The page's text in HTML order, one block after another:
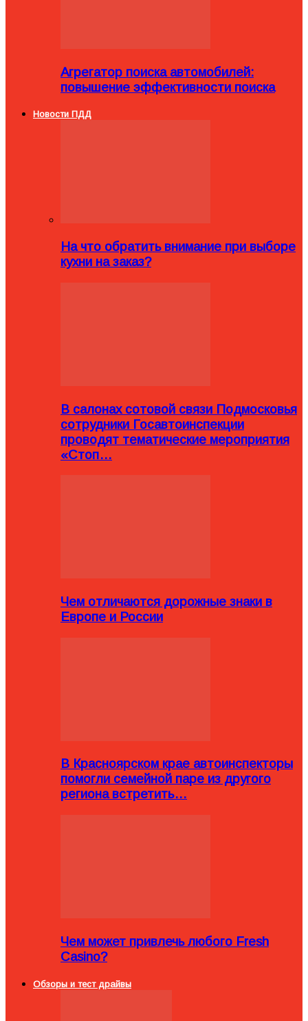
Агрегатор поиска автомобилей:
повышение эффективности поиска
Новости ПДД
На что обратить внимание при выборе
кухни на заказ?
В салонах сотовой связи Подмосковья
сотрудники Госавтоинспекции
проводят тематические мероприятия
«Стоп…
Чем отличаются дорожные знаки в
Европе и России
В Красноярском крае автоинспекторы
помогли семейной паре из другого
региона встретить…
Чем может привлечь любого Fresh
Casino?
Обзоры и тест драйвы